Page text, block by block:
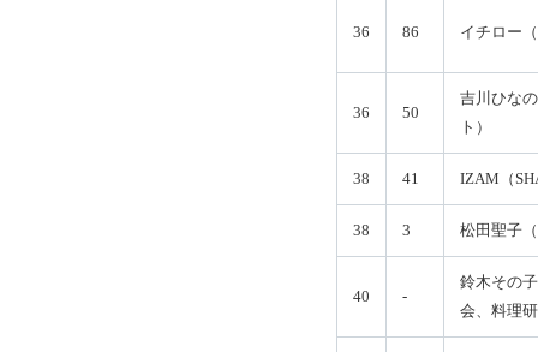
36 86 イチロー
36 50
吉川ひな
ト）
38 41 IZAM（
38 3 松田聖子
40 -
鈴木その
会、料理